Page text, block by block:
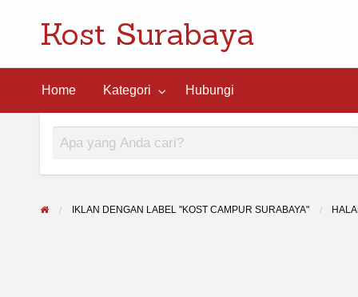
Kost Surabaya
Home Kategori Hubungi
IKLAN DENGAN LABEL "KOST CAMPUR SURABAYA"